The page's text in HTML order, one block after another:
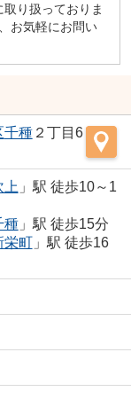
り扱っておりま
お気軽にお問い
千種２丁目6
上」駅 徒歩10～1
種」駅 徒歩15分
栄町」駅 徒歩16